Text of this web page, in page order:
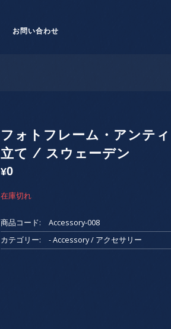
お問い合わせ
フォトフレーム・アンテ
立て / スウェーデン
¥0
在庫切れ
商品コード:
Accessory-008
カテゴリー:
- Accessory / アクセサリー